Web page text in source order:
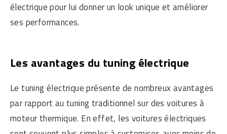
électrique pour lui donner un look unique et améliorer
ses performances.
Les avantages du tuning électrique
Le tuning électrique présente de nombreux avantages
par rapport au tuning traditionnel sur des voitures à
moteur thermique. En effet, les voitures électriques